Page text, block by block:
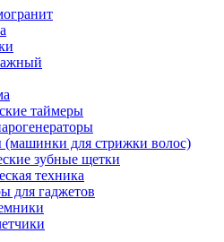
таймеры
для стрижки волос)
зубные щетки
техника
для гаджетов